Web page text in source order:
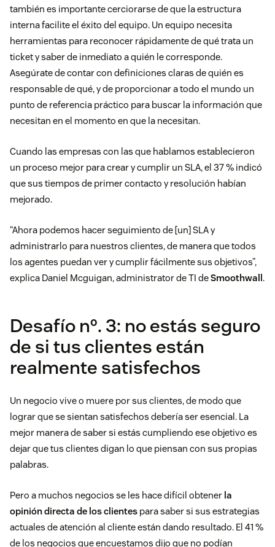
también es importante cerciorarse de que la estructura
interna facilite el éxito del equipo. Un equipo necesita
herramientas para reconocer rápidamente de qué trata un
ticket y saber de inmediato a quién le corresponde.
Asegúrate de contar con definiciones claras de quién es
responsable de qué, y de proporcionar a todo el mundo un
punto de referencia práctico para buscar la información que
necesitan en el momento en que la necesitan.
Cuando las empresas con las que hablamos establecieron
un proceso mejor para crear y cumplir un SLA, el 37 % indicó
que sus tiempos de primer contacto y resolución habían
mejorado.
“Ahora podemos hacer seguimiento de [un] SLA y
administrarlo para nuestros clientes, de manera que todos
los agentes puedan ver y cumplir fácilmente sus objetivos”,
explica Daniel Mcguigan, administrator de TI deSmoothwall .
Desafío nº. 3: no estás seguro
de si tus clientes están
realmente satisfechos
Un negocio vive o muere por sus clientes, de modo que
lograr que se sientan satisfechos debería ser esencial. La
mejor manera de saber si estás cumpliendo ese objetivo es
dejar que tus clientes digan lo que piensan con sus propias
palabras.
Pero a muchos negocios se les hace difícil obtener la
opinión directa de los clientes para saber si sus estrategias
actuales de atención al cliente están dando resultado. El 41 %
de los negocios que encuestamos dijo que no podían